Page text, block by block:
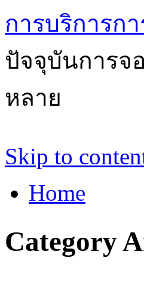
การบริการก
ปัจจุบันการจ
หลาย
Skip to
Home
Category